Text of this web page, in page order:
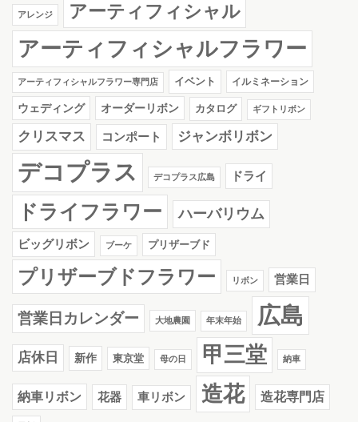
アレンジ アーティフィシャル
アーティフィシャルフラワー
アーティフィシャルフラワー専門店 イベント イルミネーション
ウェディング オーダーリボン カタログ ギフトリボン
クリスマス コンポート ジャンボリボン
デコプラス デコプラス広島 ドライ
ドライフラワー ハーバリウム
ビッグリボン ブーケ プリザーブド
プリザーブドフラワー リボン 営業日
営業日カレンダー 大地農園 年末年始 広島
店休日 新作 東京堂 母の日 甲三堂 納車
納車リボン 花器 車リボン 造花 造花専門店